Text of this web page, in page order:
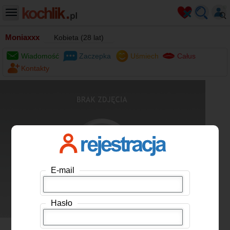
Moniaxxx Kobieta (28 lat)
Wiadomość Zaczepka Uśmiech
Całus
Kontakty
E-mail
Hasło